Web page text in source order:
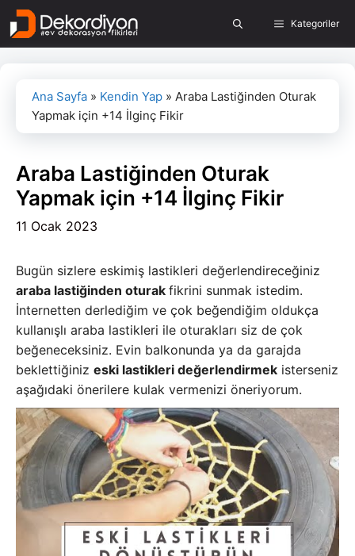
İçeriğe
atla
Kategoriler
Ana Sayfa » Kendin Yap » Araba Lastiğinden Oturak
Yapmak için +14 İlginç Fikir
Araba Lastiğinden Oturak
Yapmak için +14 İlginç Fikir
11 Ocak 2023
Bugün sizlere eskimiş lastikleri değerlendireceğiniz
araba lastiğinden oturak fikrini sunmak istedim.
İnternetten derlediğim ve çok beğendiğim oldukça
kullanışlı araba lastikleri ile oturakları siz de çok
beğeneceksiniz. Evin balkonunda ya da garajda
beklettiğiniz eski lastikleri değerlendirmek isterseniz
aşağıdaki önerilere kulak vermenizi öneriyorum.